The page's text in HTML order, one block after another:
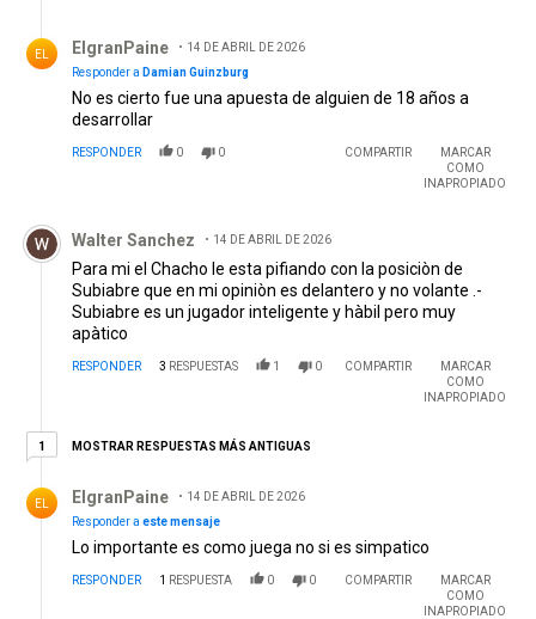
EL ElgranPaine
14 DE ABRIL DE 2026
Responder a Damian Guinzburg
No es cierto fue una apuesta de alguien de 18 años a
desarrollar
RESPONDER 0 0 COMPARTIR
MARCAR
COMO
INAPROPIADO
Comentario de Walter Sanchez.
Walter Sanchez 14 DE ABRIL DE 2026
Para mi el Chacho le esta pifiando con la posiciòn de
Subiabre que en mi opiniòn es delantero y no volante .-
Subiabre es un jugador inteligente y hàbil pero muy
apàtico
RESPONDER 3 RESPUESTAS 1 0 COMPARTIR
MARCAR
COMO
INAPROPIADO
11 respuesta más antiguas
MOSTRAR RESPUESTAS MÁS ANTIGUAS
EL ElgranPaine
14 DE ABRIL DE 2026
Responder a este mensaje
Lo importante es como juega no si es simpatico
RESPONDER 1 RESPUESTA 0 0 COMPARTIR
MARCAR
COMO
INAPROPIADO